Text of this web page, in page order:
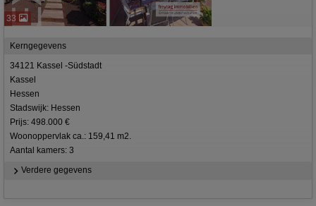
33
Kerngegevens
34121 Kassel -Südstadt
Kassel
Hessen
Stadswijk: Hessen
Prijs: 498.000 €
Woonoppervlak ca.: 159,41 m2.
Aantal kamers: 3
Verdere gegevens